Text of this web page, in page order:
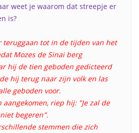
weet je waarom dat streepje er
is?
teruggaan tot in de tijden van het
Mozes de Sinai berg
hij de tien geboden gedicteerd
hij terug naar zijn volk en las
geboden voor.
aangekomen, riep hij: "Je zal de
begeren".
stemmen die zich